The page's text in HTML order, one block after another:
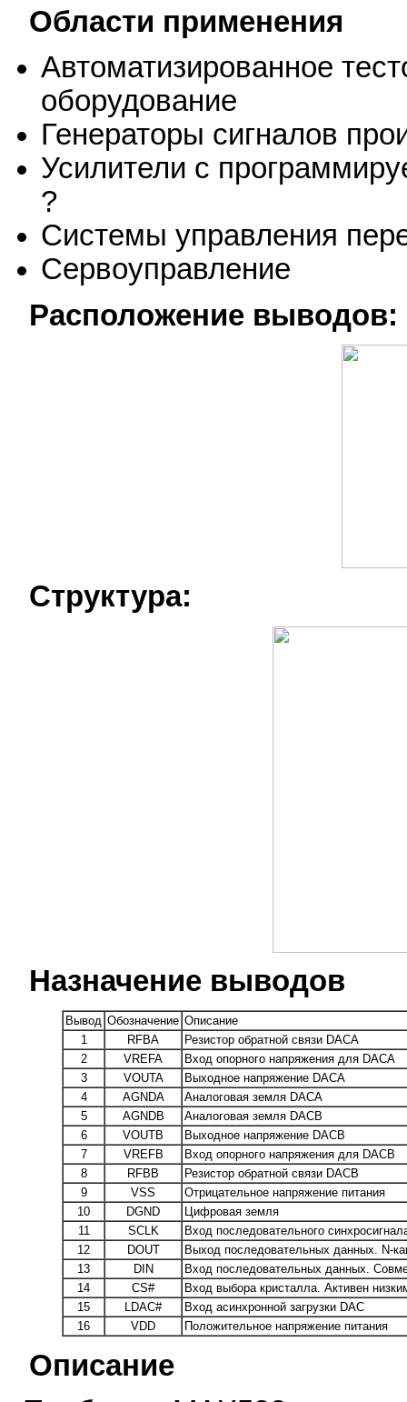
Области применения
Автоматизированное
оборудование
Генераторы сигналов
Усилители с
?
Системы управления
Сервоуправление
Расположение выводов:
Структура:
Назначение выводов
Вывод Обозначение Описание
1
RFBA
Резистор обратной связи DACA
2
VREFA
Вход опорного напряжения для DACA
3
VOUTA
Выходное напряжение DACA
4
AGNDA
Аналоговая земля DACA
5
AGNDB
Аналоговая земля DACB
6
VOUTB
Выходное напряжение DACB
7
VREFB
Вход опорного напряжения для DACB
8
RFBB
Резистор обратной связи DACB
9
VSS
Отрицательное напряжение питания
10
DGND
Цифровая земля
11
SCLK
Вход последовательного
12
DOUT
Выход последовательных данных. N-
13
DIN
Вход последовательных данных.
14
CS#
Вход выбора кристалла. Активен
15
LDAC#
Вход асинхронной загрузки DAC
16
VDD Положительное напряжение питания
Описание